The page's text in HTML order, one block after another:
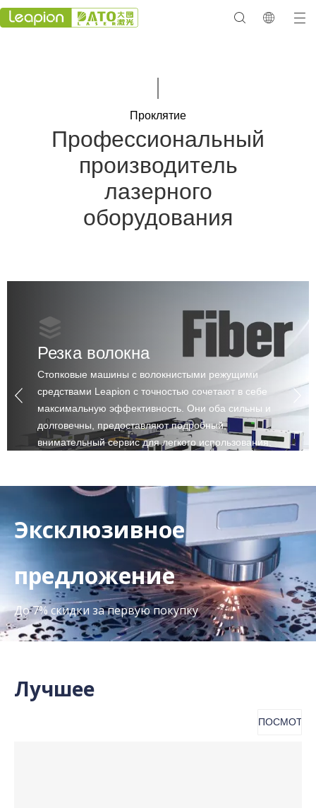
Проклятие
Профессиональный
производитель
лазерного
оборудования
Резка волокна
Стопковые машины с волокнистыми режущими
средствами Leapion с точностью сочетают в себе
максимальную эффективность. Они оба сильны и
долговечны, предоставляют подробный,
внимательный сервис для легкого использования.
Эксклюзивное
предложение
До 7% скидки за первую покупку
Лучшее